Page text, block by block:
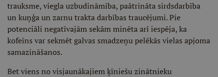
trauksme, viegla uzbudināmība, paātrināta sirdsdarbība
un kuņģa un zarnu trakta darbības traucējumi. Pie
potenciāli negatīvajām sekām minēta arī iespēja, ka
kofeīns var sekmēt galvas smadzeņu pelēkās vielas apjoma
samazināšanos.
Bet viens no visjaunākajiem ķīniešu zinātnieku